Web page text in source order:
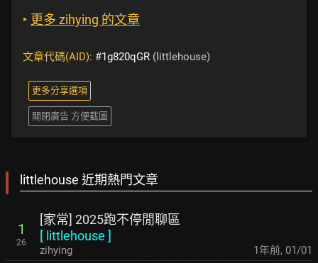
‣ 更多 zihying 的文章
文章代碼(AID): #1g820qGR (littlehouse)
更多分享選項
關閉廣告 方便截圖
littlehouse 近期熱門文章
1
26
[家常] 2025跑不停閒聊區
[ littlehouse ]
zihying 1年前, 01/01